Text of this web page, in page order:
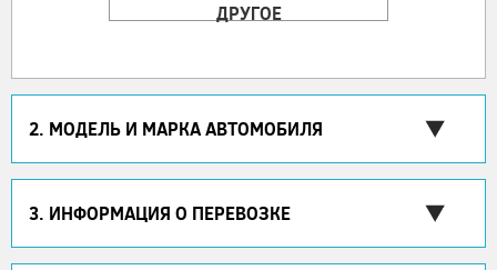
ДРУГОЕ
2. МОДЕЛЬ И МАРКА АВТОМОБИЛЯ
3. ИНФОРМАЦИЯ О ПЕРЕВОЗКЕ